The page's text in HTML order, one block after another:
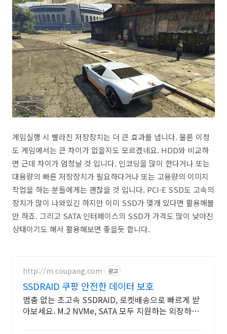
게임실행 시 빨라진 저장장치는 더 큰 효과를 냅니다. 물론 이정
도 게임에서는 큰 차이가 없을지도 모르겠네요. HDD와 비교하
면 근데 차이가 엄청날 것 입니다. 인코딩을 많이 한다거나 또는
대용량의 빠른 저장장치가 필요하다거나 또는 고용량의 이미지
작업을 하는 분들에게는 괜찮을 것 입니다. PCI-E SSD도 고속의
장치가 많이 나와있긴 하지만 이미 SSD가 몇개 있다면 활용해볼
만 하죠. 그리고 SATA 인터페이스의 SSD가 가격도 많이 낮아진
상태이기도 해서 활용해보면 좋을듯 합니다.
http://m.coupang.com 광고
SSDRAID 쿠팡 안전한 데이터 보호
멈춤 없는 초고속 SSDRAID, 로켓배송으로 빠르게 받
아보세요. M.2 NVMe, SATA 모두 지원하는 외장하드,